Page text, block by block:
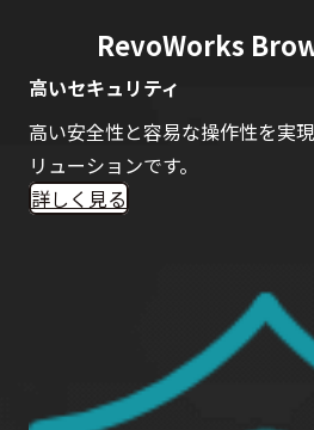
RevoWorks
高いセキュリティ
高い安全性と容易な操作性を実
リューションです。
詳しく見る